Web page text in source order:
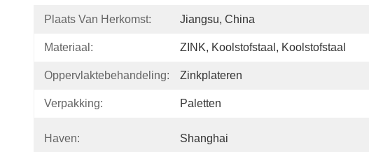
Plaats Van Herkomst: Jiangsu, China
Materiaal: ZINK, Koolstofstaal, Koolstofstaal
Oppervlaktebehandeling: Zinkplateren
Verpakking: Paletten
Haven: Shanghai